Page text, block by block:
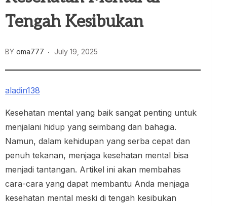
Tengah Kesibukan
BY oma777 July 19, 2025
aladin138
Kesehatan mental yang baik sangat penting untuk
menjalani hidup yang seimbang dan bahagia.
Namun, dalam kehidupan yang serba cepat dan
penuh tekanan, menjaga kesehatan mental bisa
menjadi tantangan. Artikel ini akan membahas
cara-cara yang dapat membantu Anda menjaga
kesehatan mental meski di tengah kesibukan